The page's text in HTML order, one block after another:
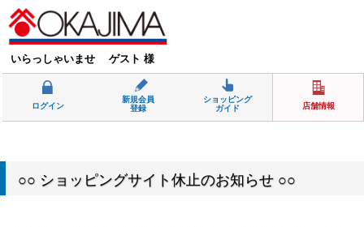
いらっしゃいませ ゲスト 様
ログイン
新規会員
登録
ショッピング
ガイド
店舗情報
○○ ショッピングサイト休止のお知らせ ○○